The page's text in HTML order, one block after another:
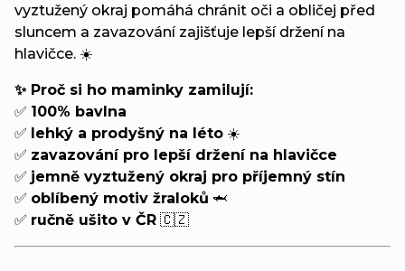
vyztužený okraj pomáhá chránit oči a obličej před
sluncem a zavazování zajišťuje lepší držení na
hlavičce. ☀️
✨ Proč si ho maminky zamilují:
✅ 100% bavlna
✅ lehký a prodyšný na léto ☀️
✅ zavazování pro lepší držení na hlavičce
✅ jemně vyztužený okraj pro příjemný stín
✅ oblíbený motiv žraloků 🦈
✅ ručně ušito v ČR 🇨🇿